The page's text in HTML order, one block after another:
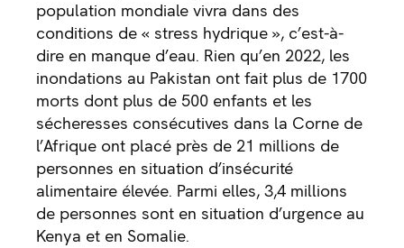
population mondiale vivra dans des
conditions de « stress hydrique », c’est-à-
dire en manque d’eau. Rien qu’en 2022, les
inondations au Pakistan ont fait plus de 1700
morts dont plus de 500 enfants et les
sécheresses consécutives dans la Corne de
l’Afrique ont placé près de 21 millions de
personnes en situation d’insécurité
alimentaire élevée. Parmi elles, 3,4 millions
de personnes sont en situation d’urgence au
Kenya et en Somalie.